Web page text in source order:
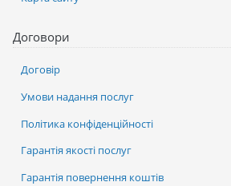
Договори
Договір
Умови надання послуг
Політика конфіденційності
Гарантія якості послуг
Гарантія повернення коштів